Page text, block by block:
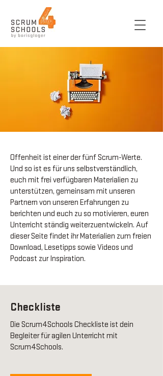
Offenheit ist einer der fünf Scrum-Werte.
Und so ist es für uns selbstverständlich,
euch mit frei verfügbaren Materialien zu
unterstützen, gemeinsam mit unseren
Partnern von unseren Erfahrungen zu
berichten und euch zu so motivieren, euren
Unterricht ständig weiterzuentwickeln. Auf
dieser Seite findet ihr Materialien zum freien
Download, Lesetipps sowie Videos und
Podcast zur Inspiration.
Checkliste
Die Scrum4Schools Checkliste ist dein
Begleiter für agilen Unterricht mit
Scrum4Schools.